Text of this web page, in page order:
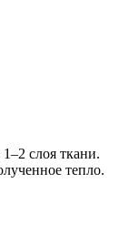
слоя ткани.
тепло.